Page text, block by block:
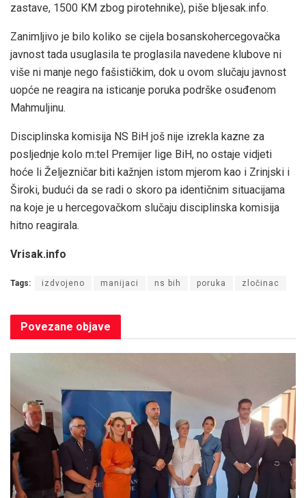
zastave, 1500 KM zbog pirotehnike), piše bljesak.info.
Zanimljivo je bilo koliko se cijela bosanskohercegovačka
javnost tada usuglasila te proglasila navedene klubove ni
više ni manje nego fašističkim, dok u ovom slučaju javnost
uopće ne reagira na isticanje poruka podrške osuđenom
Mahmuljinu.
Disciplinska komisija NS BiH još nije izrekla kazne za
posljednje kolo m:tel Premijer lige BiH, no ostaje vidjeti
hoće li Željezničar biti kažnjen istom mjerom kao i Zrinjski i
Široki, budući da se radi o skoro pa identičnim situacijama
na koje je u hercegovačkom slučaju disciplinska komisija
hitno reagirala.
Vrisak.info
Tags: izdvojeno manijaci ns bih poruka zločinac
Povezane objave